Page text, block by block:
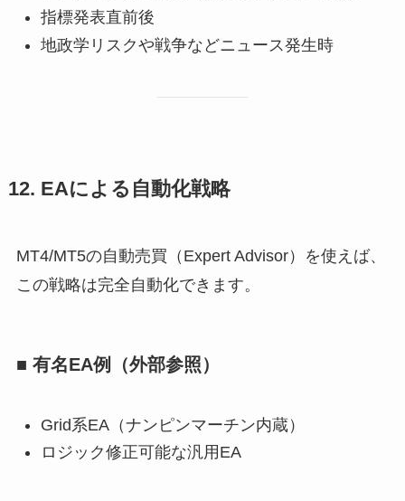
指標発表直前後
地政学リスクや戦争などニュース発生時
12. EAによる自動化戦略
MT4/MT5の自動売買（Expert Advisor）を使えば、
この戦略は完全自動化できます。
■ 有名EA例（外部参照）
Grid系EA（ナンピンマーチン内蔵）
ロジック修正可能な汎用EA